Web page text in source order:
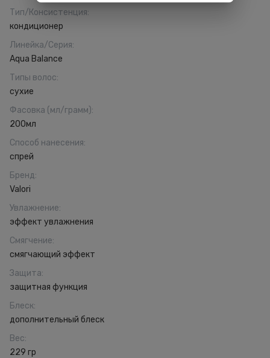
Тип/Консистенция:
кондиционер
Линейка/Серия:
Aqua Balance
Типы волос:
сухие
Фасовка (мл/грамм):
200мл
Способ нанесения:
спрей
Бренд:
Valori
Увлажнение:
эффект увлажнения
Смягчение:
смягчающий эффект
Защита:
защитная функция
Блеск:
дополнительный блеск
Вес:
229 гр